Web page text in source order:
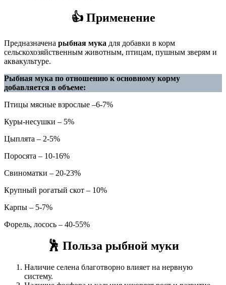
👍 Применение
Предназначена рыбная мука для добавки в корм
сельскохозяйственным животным, птицам, пушным зверям и
аквакультуре.
Рыбная мука по отношению к основному корму
добавляется в объеме:
Птицы мясные взрослые –6-7%
Куры-несушки – 5%
Цыплята – 2-5%
Поросята – 10-16%
Свиноматки – 20-23%
Крупный рогатый скот – 10%
Карпы – 5-7%
Форель, лосось – 40-55%
🕺 Польза рыбной муки
Наличие селена благотворно влияет на нервную
систему.